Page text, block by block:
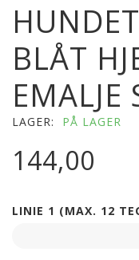
BLÅT
EMALJE
LAGER: PÅ LAGER
144,00
LINIE 1 (MAX. 12